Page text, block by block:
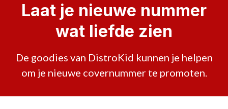
Laat je nieuwe nummer
wat liefde zien
De goodies van DistroKid kunnen je helpen
om je nieuwe covernummer te promoten.